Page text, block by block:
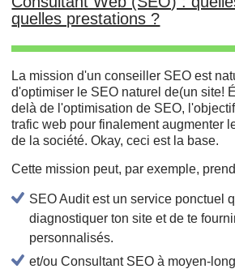
quelles prestations ?
La mission d'un conseiller SEO est
d'optimiser le SEO naturel de(un site!
delà de l'optimisation de SEO,
trafic web pour finalement augmenter
de la société. Okay, ceci est la base.
Cette mission peut, par exemple,
SEO Audit est un service ponctuel
diagnostiquer ton site et de te
personnalisés.
et/ou Consultant SEO à moyen-